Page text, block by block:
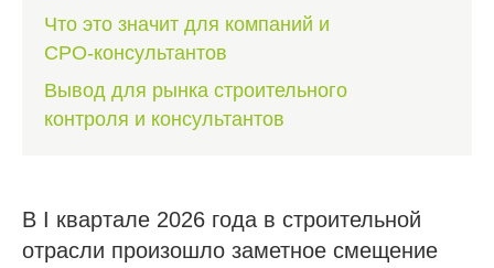
Что это значит для компаний и
СРО‑консультантов
Вывод для рынка строительного
контроля и консультантов
В I квартале 2026 года в строительной
отрасли произошло заметное смещение